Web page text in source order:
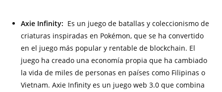
Axie Infinity: Es un juego de batallas y coleccionismo de
criaturas inspiradas en Pokémon, que se ha convertido
en el juego más popular y rentable de blockchain. El
juego ha creado una economía propia que ha cambiado
la vida de miles de personas en países como Filipinas o
Vietnam. Axie Infinity es un juego web 3.0 que combina